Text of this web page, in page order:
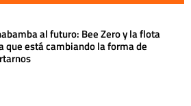
al futuro: Bee Zero y la flota
que está cambiando la forma de